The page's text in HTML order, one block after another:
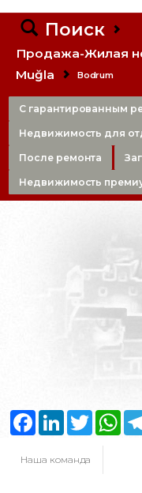
Поиск
Продажа-Жилая
Muğla Bodrum
С гарантированным
Недвижимость для
После ремонта
Недвижимость
Наша команда
FacebookLinkedInTwitter